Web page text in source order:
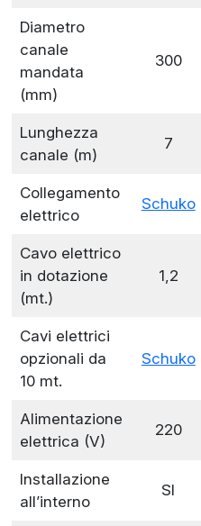
Diametro
canale
mandata
(mm)
300
Lunghezza
canale (m)
7
Collegamento
elettrico
Schuko
Cavo elettrico
in dotazione
(mt.)
1,2
Cavi elettrici
opzionali da
10 mt.
Schuko
Alimentazione
elettrica (V)
220
Installazione
all’interno
SI